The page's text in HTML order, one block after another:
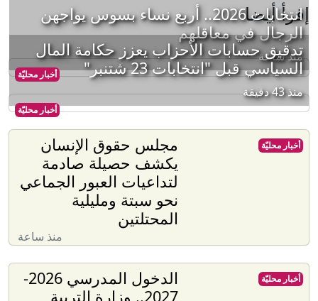
إقرأ أيضا
أخبار محليّة
انتخابات 2026.. أربع نساء بسوس يواجهن
الرجال في معاقلهم
منذ ساعة
أخبار محليّة
تدقيق حسابات الأحزاب يعزز حكامة المال
السياسي قبل "انتخابات 23 شتنبر"
منذ 43 دقيقة
مجلس حقوق الإنسان
يكشف حصيلة صادمة
لتداعيات العبور الجماعي
نحو سبتة ومليلية
المحتلتين
منذ ساعة
أخبار محليّة
الدخول المدرسي 2026-
2027.. وزارة التربية
أخبار محليّة